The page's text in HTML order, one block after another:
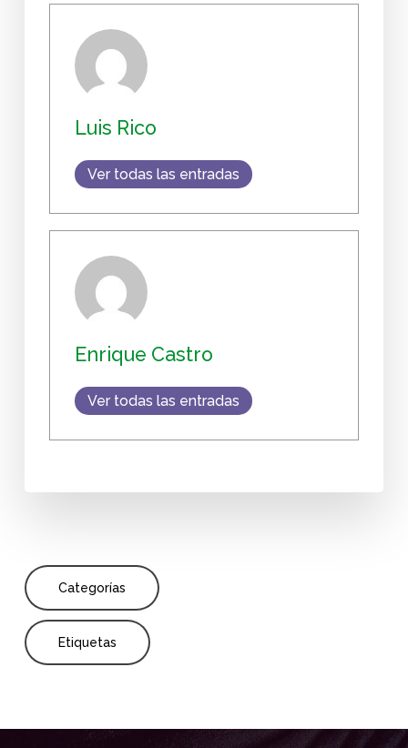
Luis Rico
Ver todas las entradas
Enrique Castro
Ver todas las entradas
Categorías
Etiquetas